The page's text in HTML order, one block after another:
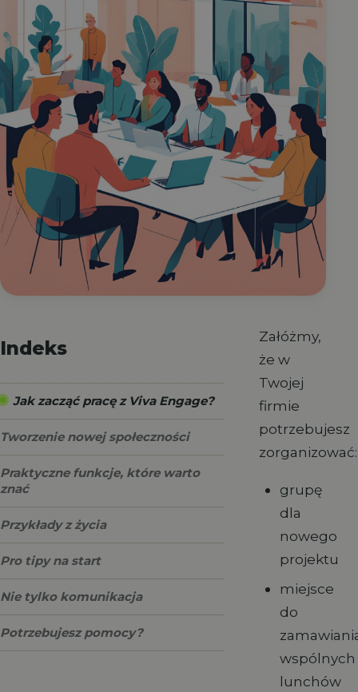
Indeks
Jak zacząć pracę z Viva Engage?
Tworzenie nowej społeczności
Praktyczne funkcje, które warto
znać
Przykłady z życia
Pro tipy na start
Nie tylko komunikacja
Potrzebujesz pomocy?
Załóżmy,
że w
Twojej
firmie
potrzebujesz
zorganizować:
grupę
dla
nowego
projektu
miejsce
do
wspólnych
lunchów